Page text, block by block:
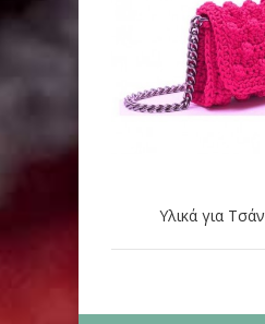
Υλικά για